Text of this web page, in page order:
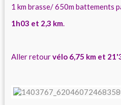
1 km brasse/ 650m battements
1h03 et 2,3 km.
Aller retourvélo 6,75 km et